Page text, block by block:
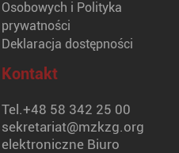
Osobowych i Polityka
prywatności
Deklaracja dostępności
Kontakt
Tel.+48 58 342 25 00
sekretariat@mzkzg.org
elektroniczne Biuro